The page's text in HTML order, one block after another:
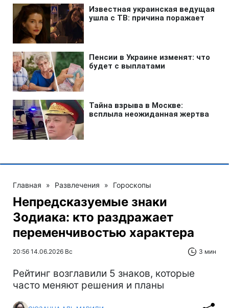
Главная » Развлечения » Гороскопы
Непредсказуемые знаки
Зодиака: кто раздражает
переменчивостью характера
20:56 14.06.2026 Вс 3 мин
Рейтинг возглавили 5 знаков, которые
часто меняют решения и планы